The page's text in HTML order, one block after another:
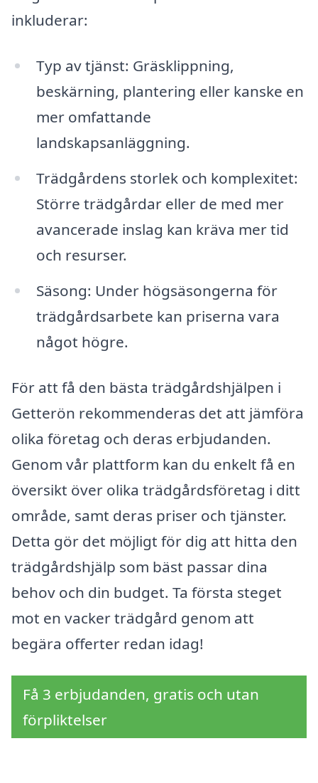
inkluderar:
Typ av tjänst: Gräsklippning,
beskärning, plantering eller kanske en
mer omfattande
landskapsanläggning.
Trädgårdens storlek och komplexitet:
Större trädgårdar eller de med mer
avancerade inslag kan kräva mer tid
och resurser.
Säsong: Under högsäsongerna för
trädgårdsarbete kan priserna vara
något högre.
För att få den bästa trädgårdshjälpen i
Getterön rekommenderas det att jämföra
olika företag och deras erbjudanden.
Genom vår plattform kan du enkelt få en
översikt över olika trädgårdsföretag i ditt
område, samt deras priser och tjänster.
Detta gör det möjligt för dig att hitta den
trädgårdshjälp som bäst passar dina
behov och din budget. Ta första steget
mot en vacker trädgård genom att
begära offerter redan idag!
Få 3 erbjudanden, gratis och utan
förpliktelser